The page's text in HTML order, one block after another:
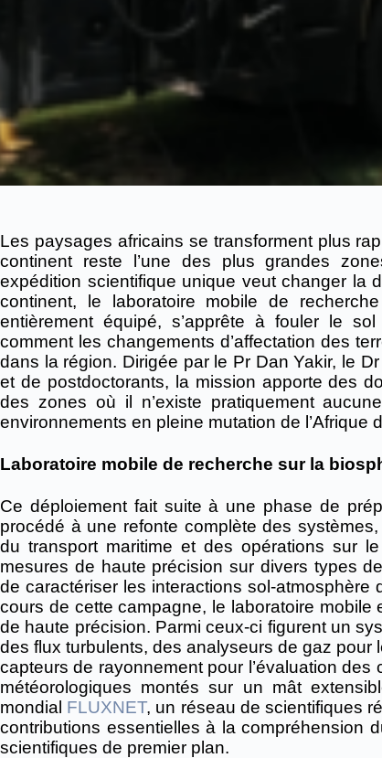
Les paysages africains se transforment plus
continent reste l’une des plus grandes
expédition scientifique unique veut changer la
continent, le laboratoire mobile de
entièrement équipé, s’apprête à fouler le
comment les changements d’affectation des
dans la région. Dirigée par le Pr Dan Yakir, le
et de postdoctorants, la mission apporte des
des zones où il n’existe pratiquement
environnements en pleine mutation de l’Afrique
Laboratoire mobile de recherche sur la
Ce déploiement fait suite à une phase de
procédé à une refonte complète des
du transport maritime et des opérations sur
mesures de haute précision sur divers types
de caractériser les interactions sol-
cours de cette campagne, le laboratoire mobile
de haute précision. Parmi ceux-ci figurent un
des flux turbulents, des analyseurs de gaz pour
capteurs de rayonnement pour l’évaluation
météorologiques montés sur un mât
mondial FLUXNET, un réseau de scientifiques
contributions essentielles à la compréhension
scientifiques de premier plan.